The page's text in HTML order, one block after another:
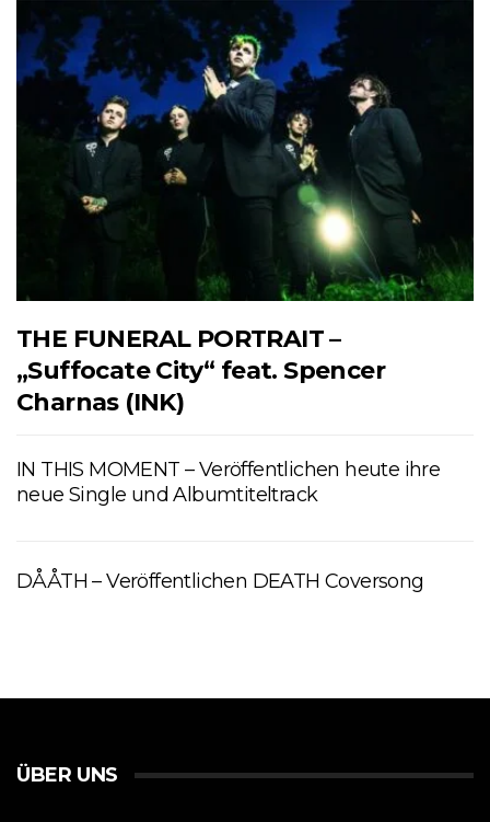
THE FUNERAL PORTRAIT –
„Suffocate City“ feat. Spencer
Charnas (INK)
IN THIS MOMENT – Veröffentlichen heute ihre
neue Single und Albumtiteltrack
DÅÅTH – Veröffentlichen DEATH Coversong
ÜBER UNS